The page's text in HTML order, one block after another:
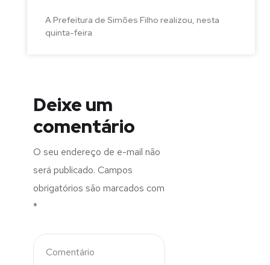
A Prefeitura de Simões Filho realizou, nesta
quinta-feira
Deixe um
comentário
O seu endereço de e-mail não
será publicado. Campos
obrigatórios são marcados com
*